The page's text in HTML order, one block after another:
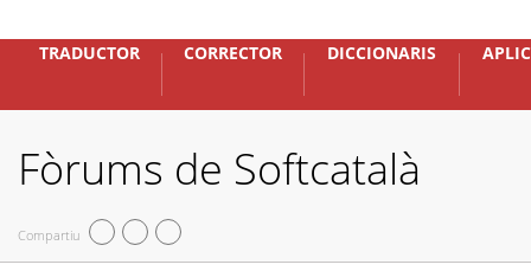
TRADUCTOR CORRECTOR DICCIONARIS
Fòrums de Softcatalà
Compartiu